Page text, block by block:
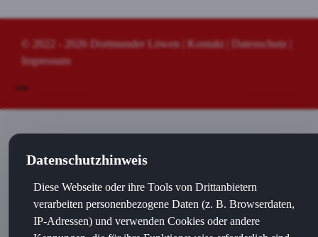
© 2022 - 2026 Dortmunder Löwen Kontakt Datenschutz
Impressum
Datenschutzhinweis
Diese Webseite oder ihre Tools von Drittanbietern
verarbeiten personenbezogene Daten (z. B. Browserdaten,
IP-Adressen) und verwenden Cookies oder andere